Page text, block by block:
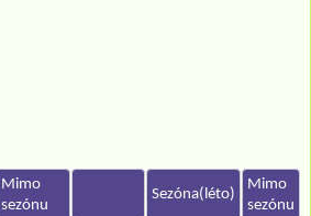
Mimo
sezónu
Sezóna(léto)
Mimo
sezónu